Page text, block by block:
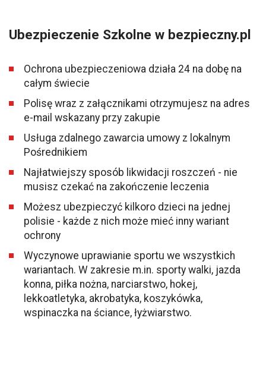
Ubezpieczenie Szkolne w bezpieczny.pl
Ochrona ubezpieczeniowa działa 24 na dobę na
całym świecie
Polisę wraz z załącznikami otrzymujesz na adres
e-mail wskazany przy zakupie
Usługa zdalnego zawarcia umowy z lokalnym
Pośrednikiem
Najłatwiejszy sposób likwidacji roszczeń - nie
musisz czekać na zakończenie leczenia
Możesz ubezpieczyć kilkoro dzieci na jednej
polisie - każde z nich może mieć inny wariant
ochrony
Wyczynowe uprawianie sportu we wszystkich
wariantach. W zakresie m.in. sporty walki, jazda
konna, piłka nożna, narciarstwo, hokej,
lekkoatletyka, akrobatyka, koszykówka,
wspinaczka na ściance, łyżwiarstwo.